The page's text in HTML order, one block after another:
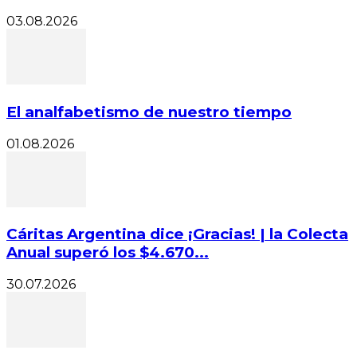
03.08.2026
El analfabetismo de nuestro tiempo
01.08.2026
Cáritas Argentina dice ¡Gracias! | la Colecta
Anual superó los $4.670...
30.07.2026